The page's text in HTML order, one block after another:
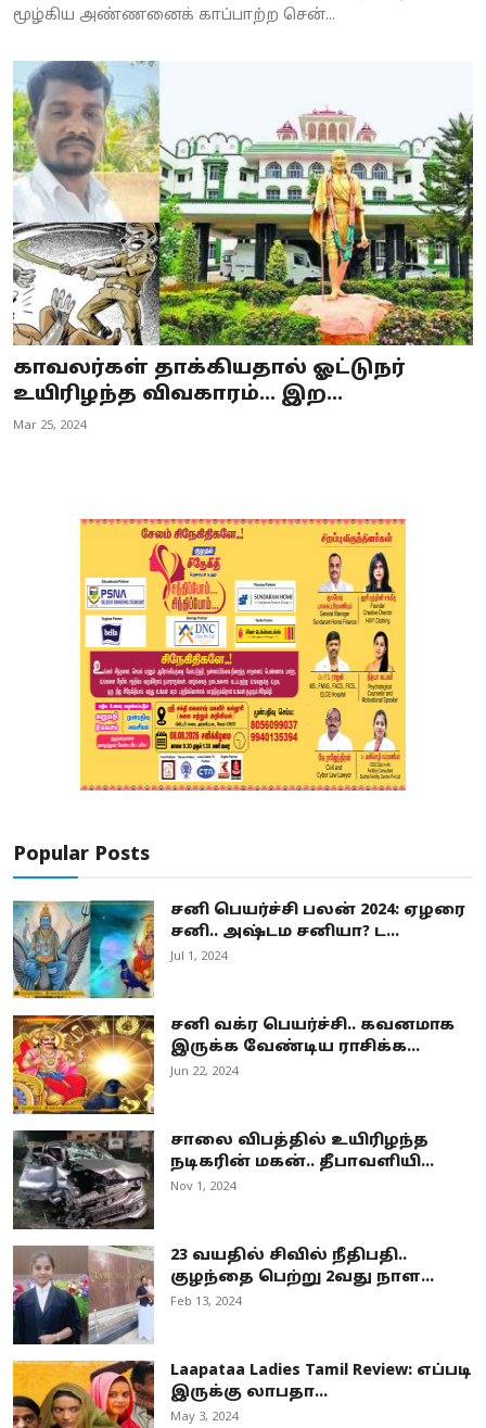
மூழ்கிய அண்ணனைக் காப்பாற்ற சென்...
காவலர்கள் தாக்கியதால் ஓட்டுநர்
உயிரிழந்த விவகாரம்... இற...
Mar 25, 2024
Popular Posts
சனி பெயர்ச்சி பலன் 2024: ஏழரை
சனி.. அஷ்டம சனியா? ட...
Jul 1, 2024
சனி வக்ர பெயர்ச்சி.. கவனமாக
இருக்க வேண்டிய ராசிக்க...
Jun 22, 2024
சாலை விபத்தில் உயிரிழந்த
நடிகரின் மகன்.. தீபாவளியி...
Nov 1, 2024
23 வயதில் சிவில் நீதிபதி..
குழந்தை பெற்று 2வது நாள...
Feb 13, 2024
Laapataa Ladies Tamil Review: எப்படி
இருக்கு லாபதா...
May 3, 2024